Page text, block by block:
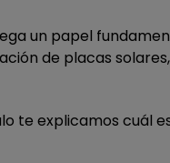
un papel
de placas
te explicamos cuál